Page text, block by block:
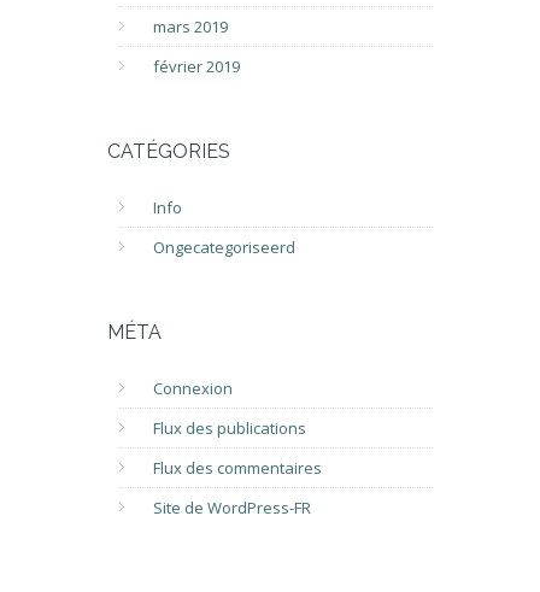
mars 2019
février 2019
CATÉGORIES
Info
Ongecategoriseerd
MÉTA
Connexion
Flux des publications
Flux des commentaires
Site de WordPress-FR